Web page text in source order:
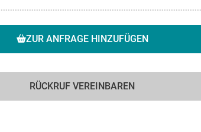
ZUR ANFRAGE HINZUFÜGEN
RÜCKRUF VEREINBAREN